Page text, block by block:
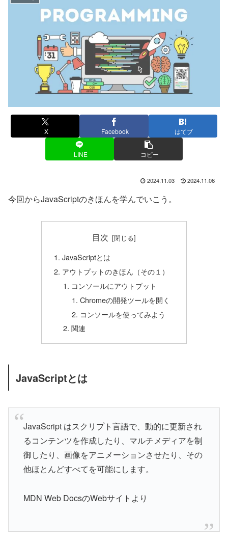
X Facebook はてブ
LINE コピー
2024.11.03 2024.11.06
今回からJavaScriptのきほんを学んでいこう。
目次
JavaScriptとは
アウトプットのきほん（その１）
コンソールにアウトプット
Chromeの開発ツールを開く
コンソールを使ってみよう
関連
JavaScriptとは
JavaScript はスクリプト言語で、動的に更新され
るコンテンツを作成したり、マルチメディアを制
御したり、画像をアニメーションさせたり、その
他ほとんどすべてを可能にします。
MDN Web DocsのWebサイトより